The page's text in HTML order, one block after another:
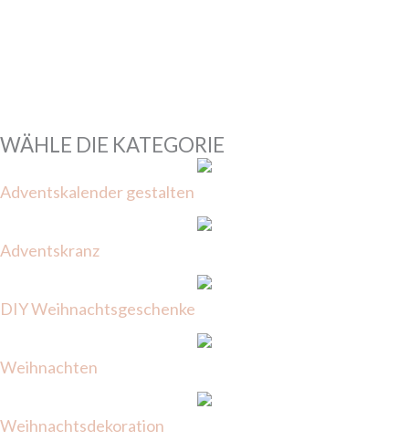
WÄHLE DIE KATEGORIE
Adventskalender gestalten
Adventskranz
DIY Weihnachtsgeschenke
Weihnachten
Weihnachtsdekoration